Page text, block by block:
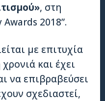
, στη
2018”.
με επιτυχία
και έχει
να επιβραβεύσει
σχεδιαστεί,